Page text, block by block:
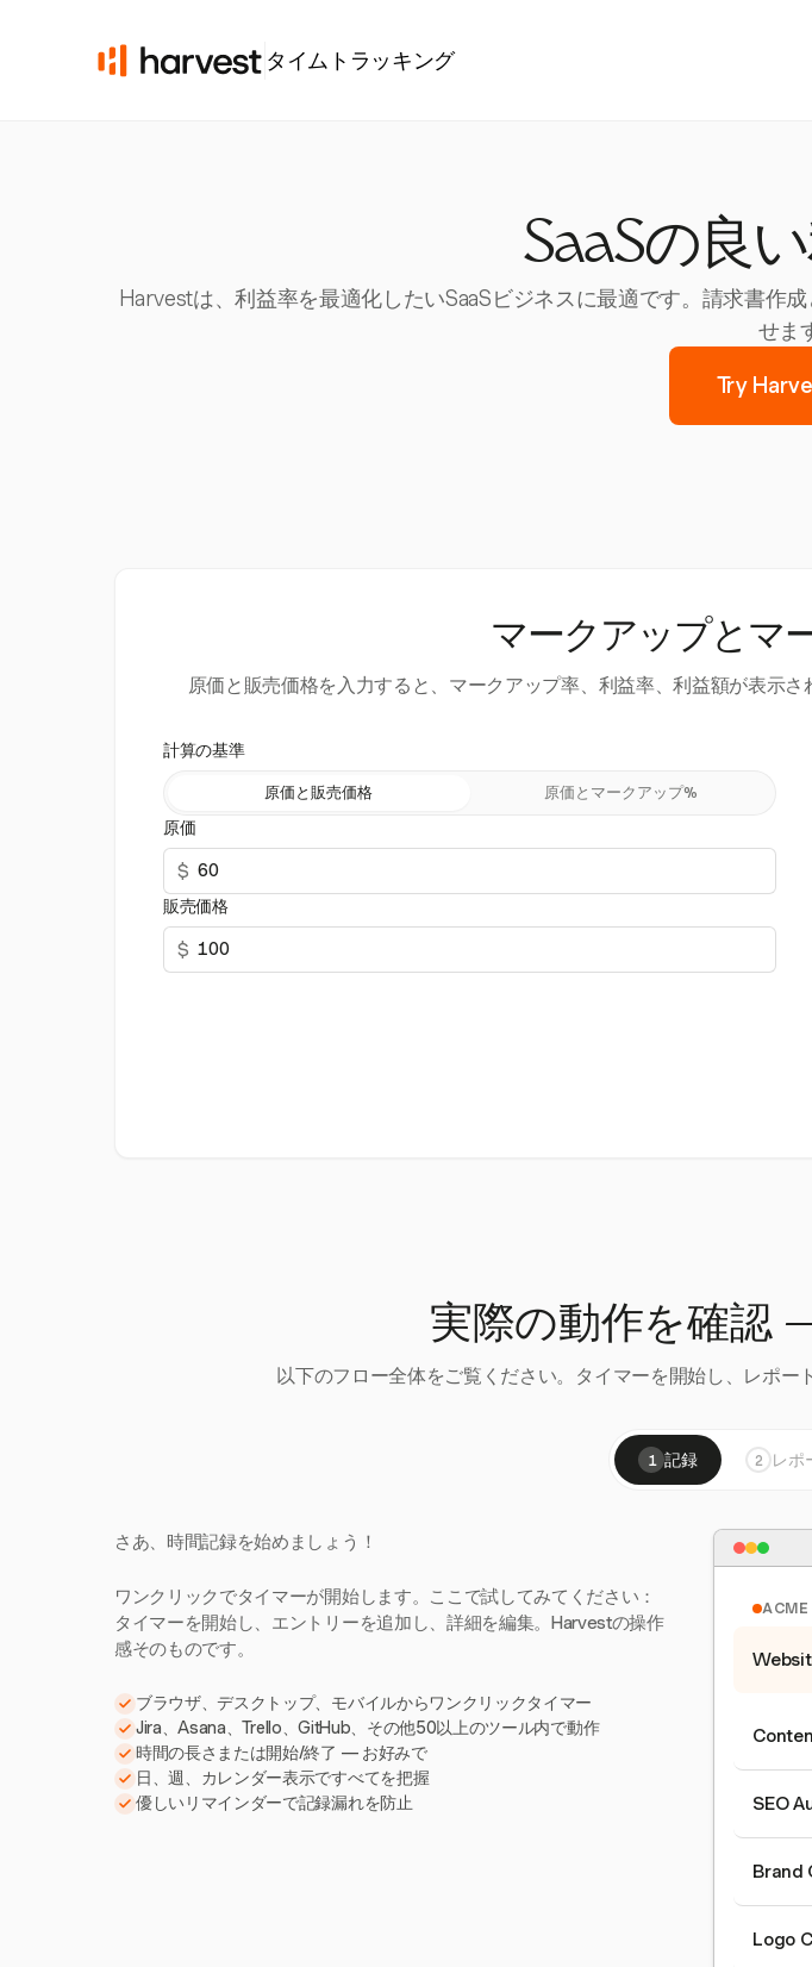
タイムトラッキング
SaaSの良
Harvestは、利益率を最適化したいSaaSビジネスに最適です。請求書作
せま
Try
マークアップとマ
原価と販売価格を入力すると、マークアップ率、利益率、利益額が表示
計算の基準
原価と販売価格 原価とマークアップ%
原価
$
販売価格
$
実際の動作を確認
以下のフロー全体をご覧ください。タイマーを開始し、レポ
1 記録 2 レポ
さあ、時間記録を始めましょう！
ワンクリックでタイマーが開始します。ここで試してみてください：
タイマーを開始し、エントリーを追加し、詳細を編集。Harvestの操作
感そのものです。
ブラウザ、デスクトップ、モバイルからワンクリックタイマー
Jira、Asana、Trello、GitHub、その他50以上のツール内で動作
時間の長さまたは開始/終了 — お好みで
日、週、カレンダー表示ですべてを把握
優しいリマインダーで記録漏れを防止
ACME
SEO
Brand
Logo